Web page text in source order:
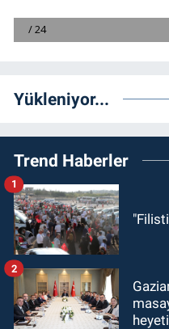
Yükleniyor...
Trend Haberler
1
2